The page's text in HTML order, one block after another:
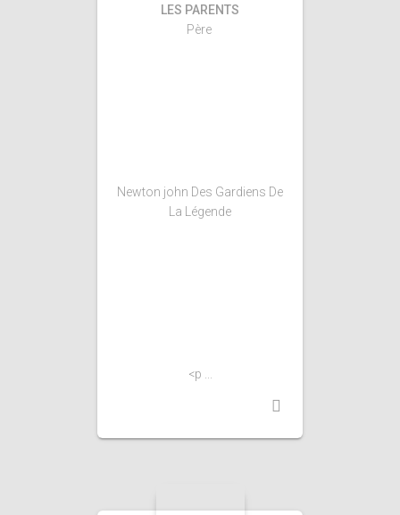
LES PARENTS
Père
Newton john Des Gardiens De
La Légende
<p ...